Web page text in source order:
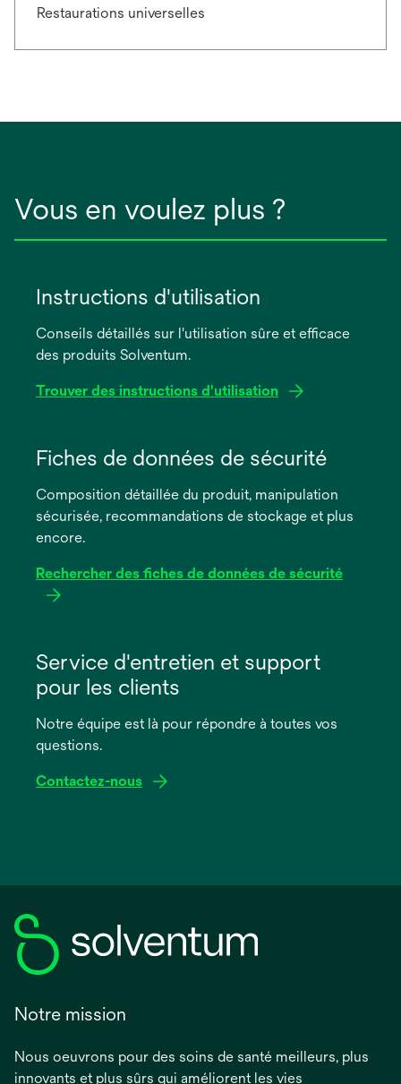
Restaurations universelles
Vous en voulez plus ?
Instructions d'utilisation
Conseils détaillés sur l'utilisation sûre et efficace
des produits Solventum.
Trouver des instructions d'utilisation
dans
nouvel
onglet
Fiches de données de sécurité
Composition détaillée du produit, manipulation
sécurisée, recommandations de stockage et plus
encore.
Rechercher des fiches de données de sécurité
dans
nouvel
onglet
Service d'entretien et support
pour les clients
Notre équipe est là pour répondre à toutes vos
questions.
Contactez-nous
Notre mission
Nous oeuvrons pour des soins de santé meilleurs, plus
innovants et plus sûrs qui améliorent les vies